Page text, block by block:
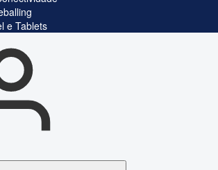
e Tablets